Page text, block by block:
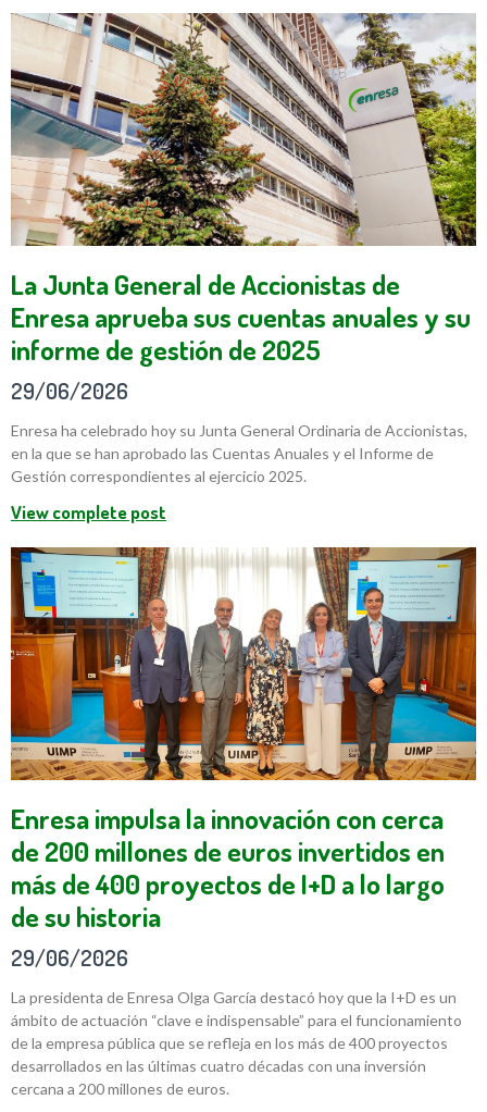
La Junta General de Accionistas de
Enresa aprueba sus cuentas anuales y su
informe de gestión de 2025
29/06/2026
Enresa ha celebrado hoy su Junta General Ordinaria de Accionistas,
en la que se han aprobado las Cuentas Anuales y el Informe de
Gestión correspondientes al ejercicio 2025.
View complete post
Enresa impulsa la innovación con cerca
de 200 millones de euros invertidos en
más de 400 proyectos de I+D a lo largo
de su historia
29/06/2026
La presidenta de Enresa Olga García destacó hoy que la I+D es un
ámbito de actuación “clave e indispensable” para el funcionamiento
de la empresa pública que se refleja en los más de 400 proyectos
desarrollados en las últimas cuatro décadas con una inversión
cercana a 200 millones de euros.